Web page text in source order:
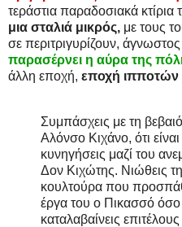
τεράστια παραδοσιακά κτίρια
μια σταλιά μικρός, με τους
σε περιτριγυρίζουν,
παρασέρνει η αύρα της
άλλη εποχή, εποχή ιπποτών
Συμπάσχεις με τη
Αλόνσο Κιχάνο, ότι
κυνηγήσεις μαζί του
Δον Κιχώτης. Νιώθεις
κουλτούρα που
έργα του ο Πικασσό όσο
καταλαβαίνεις